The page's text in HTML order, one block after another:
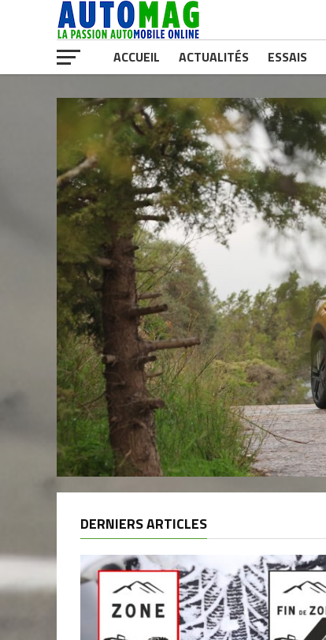
ACCUEIL ACTUALITÉS ESSAIS
DERNIERS ARTICLES